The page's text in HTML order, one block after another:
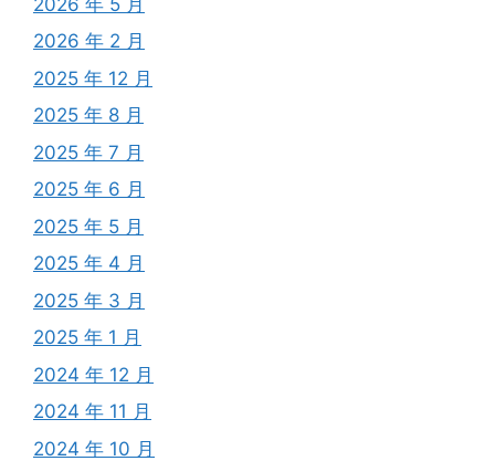
2026 年 2 月
2025 年 12 月
2025 年 8 月
2025 年 7 月
2025 年 6 月
2025 年 5 月
2025 年 4 月
2025 年 3 月
2025 年 1 月
2024 年 12 月
2024 年 11 月
2024 年 10 月